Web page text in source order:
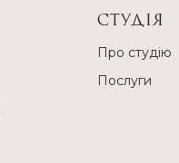
СТУДІЯ
Про студію
Послуги